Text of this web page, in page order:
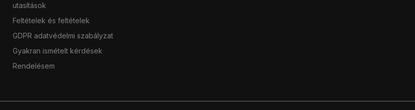
utasítások
Feltételek és feltételek
GDPR adatvédelmi szabályzat
Gyakran ismételt kérdések
Rendelésem